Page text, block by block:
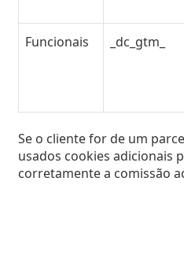
Funcionais _dc_gtm_
Se o cliente for de um
usados cookies adicionais
corretamente a comissão